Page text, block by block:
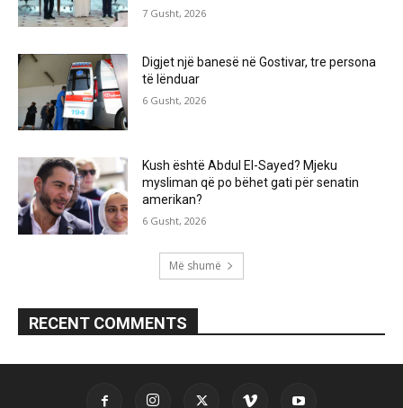
7 Gusht, 2026
Digjet një banesë në Gostivar, tre persona
të lënduar
6 Gusht, 2026
Kush është Abdul El-Sayed? Mjeku
mysliman që po bëhet gati për senatin
amerikan?
6 Gusht, 2026
Më shumë
RECENT COMMENTS